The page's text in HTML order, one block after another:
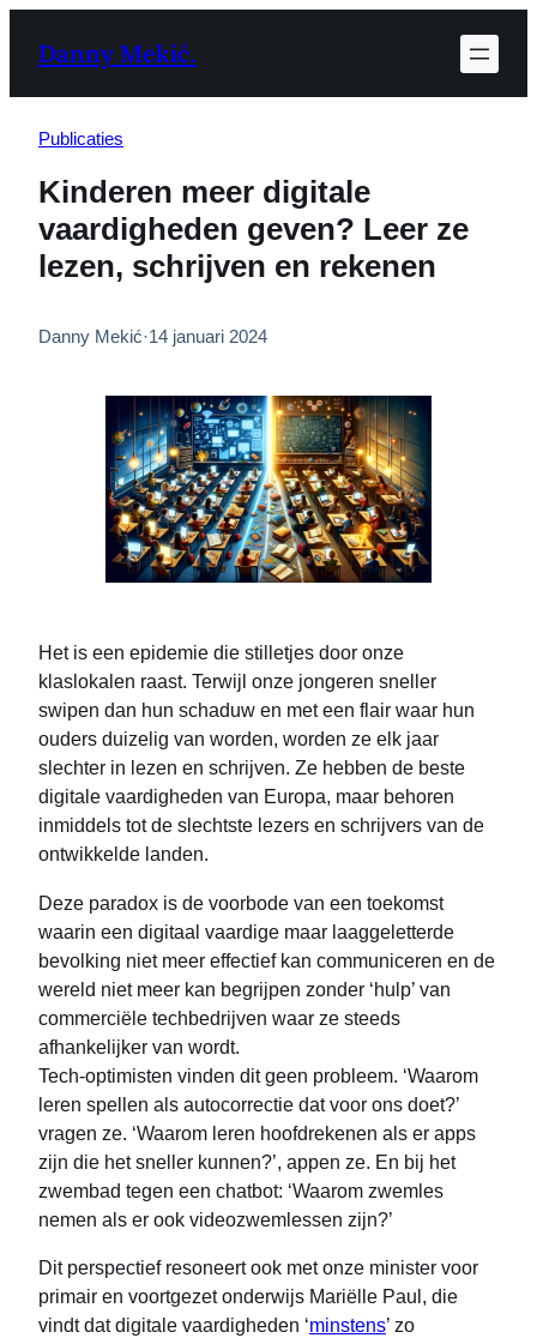
naarDanny Mekić.
Publicaties
Kinderen meer digitale
vaardigheden geven? Leer ze
lezen, schrijven en rekenen
Danny Mekić·14 januari 2024
Het is een epidemie die stilletjes door onze
klaslokalen raast. Terwijl onze jongeren sneller
swipen dan hun schaduw en met een flair waar hun
ouders duizelig van worden, worden ze elk jaar
slechter in lezen en schrijven. Ze hebben de beste
digitale vaardigheden van Europa, maar behoren
inmiddels tot de slechtste lezers en schrijvers van de
ontwikkelde landen.
Deze paradox is de voorbode van een toekomst
waarin een digitaal vaardige maar laaggeletterde
bevolking niet meer effectief kan communiceren en de
wereld niet meer kan begrijpen zonder ‘hulp’ van
commerciële techbedrijven waar ze steeds
afhankelijker van wordt.
Tech-optimisten vinden dit geen probleem. ‘Waarom
leren spellen als autocorrectie dat voor ons doet?’
vragen ze. ‘Waarom leren hoofdrekenen als er apps
zijn die het sneller kunnen?’, appen ze. En bij het
zwembad tegen een chatbot: ‘Waarom zwemles
nemen als er ook videozwemlessen zijn?’
Dit perspectief resoneert ook met onze minister voor
primair en voortgezet onderwijs Mariëlle Paul, die
vindt dat digitale vaardigheden ‘minstens’ zo